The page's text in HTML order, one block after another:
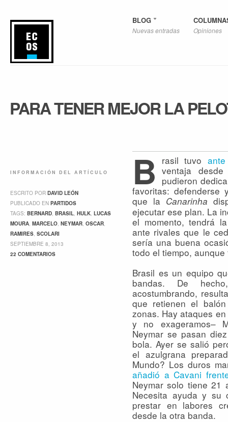
BLOG
Nuevas entradas Opiniones
PARA TENER MEJOR LA
B rasil tuvo
ventaja
pudieron
favoritas: defenderse
que la Canarinha
ejecutar ese plan. La
el momento, tendrá
ante rivales que le
sería una buena
todo el tiempo,
Brasil es un equipo
bandas. De
acostumbrando,
que retienen el
zonas. Hay ataques
y no exageramos–
Neymar se pasan
bola. Ayer se salió
el azulgrana
Mundo? Los duros
añadió a Cavani
Neymar solo tiene 21
Necesita ayuda y
prestar en labores
desde la otra banda.
INFORMACIÓN DEL ARTÍCULO
ESCRITO POR DAVID LEÓN
PUBLICADO EN PARTIDOS
TAGS: BERNARD, BRASIL, HULK, LUCAS
MOURA, MARCELO, NEYMAR, OSCAR,
RAMIRES, SCOLARI
SEPTIEMBRE 8, 2013
22 COMENTARIOS